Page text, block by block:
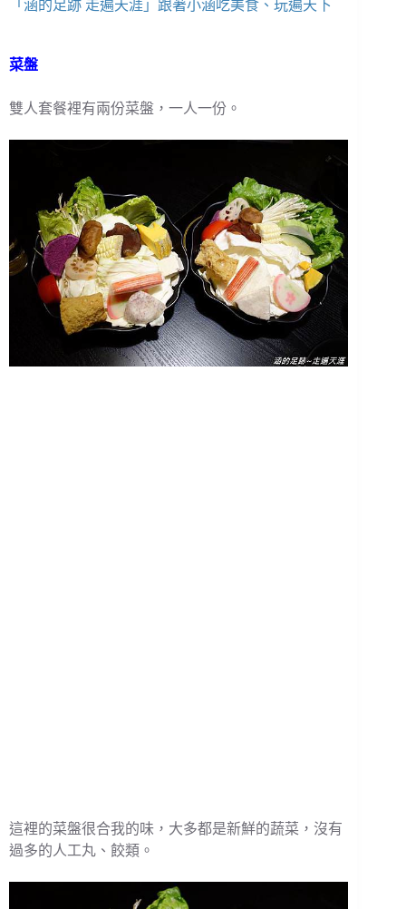
「涵的足跡 走遍天涯」跟著小涵吃美食、玩遍天下
菜盤
雙人套餐裡有兩份菜盤，一人一份。
這裡的菜盤很合我的味，大多都是新鮮的蔬菜，沒有
過多的人工丸、餃類。